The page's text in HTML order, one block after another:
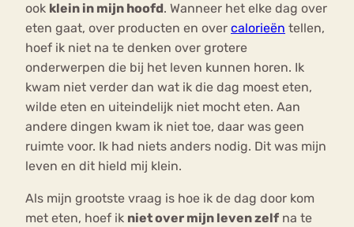
ook klein in mijn hoofd. Wanneer het elke dag over
eten gaat, over producten en over calorieën tellen,
hoef ik niet na te denken over grotere
onderwerpen die bij het leven kunnen horen. Ik
kwam niet verder dan wat ik die dag moest eten,
wilde eten en uiteindelijk niet mocht eten. Aan
andere dingen kwam ik niet toe, daar was geen
ruimte voor. Ik had niets anders nodig. Dit was mijn
leven en dit hield mij klein.
Als mijn grootste vraag is hoe ik de dag door kom
met eten, hoef ik niet over mijn leven zelf na te